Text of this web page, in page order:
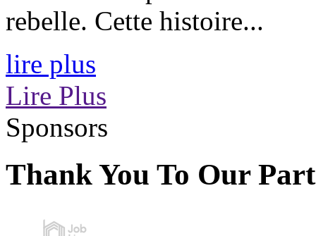
rebelle. Cette histoire...
lire plus
Lire Plus
Sponsors
Thank You To Our